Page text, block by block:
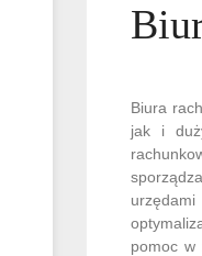
Biura
jak i
pomoc w